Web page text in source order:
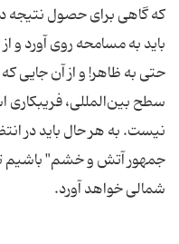
که گاهی برای حصول نتیجه در
باید به مسامحه روی آورد و
حتی به ظاهر! و از آن جایی
سطح بین‌المللی،
نیست. به هر حال باید در
جمهور آتش و خشم" باشیم
شمالی خواهد آورد.